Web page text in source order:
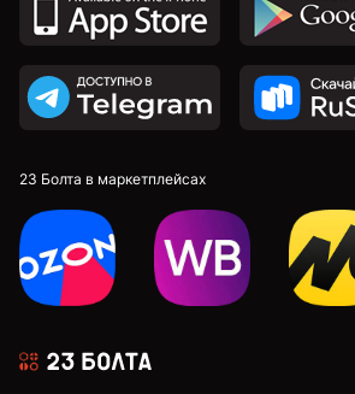
23 Болта в маркетплейсах